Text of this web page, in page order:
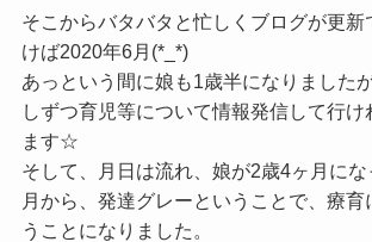
そこからバタバタと忙しくブログが更新
けば2020年6月(*_*)
あっという間に娘も1歳半になりました
しずつ育児等について情報発信して行け
ます☆
そして、月日は流れ、娘が2歳4ヶ月に
月から、発達グレーということで、療育
うことになりました。